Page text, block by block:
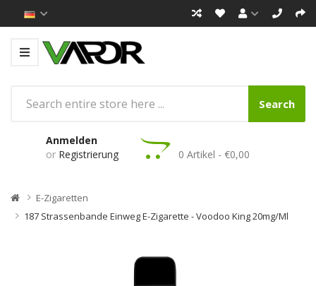
Search
Anmelden
or Registrierung 0 Artikel - €0,00
E-Zigaretten
187 Strassenbande Einweg E-Zigarette - Voodoo King 20mg/ml